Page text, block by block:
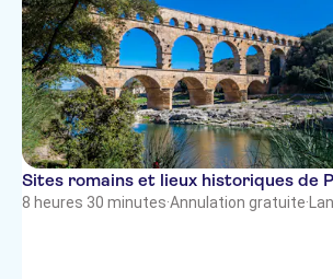
Sites romains et lieux historiques de
8 heures 30 minutes·Annulation gratuite·